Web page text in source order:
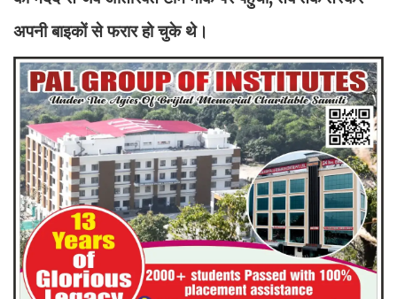
अपनी बाइकों से फरार हो चुके थे।